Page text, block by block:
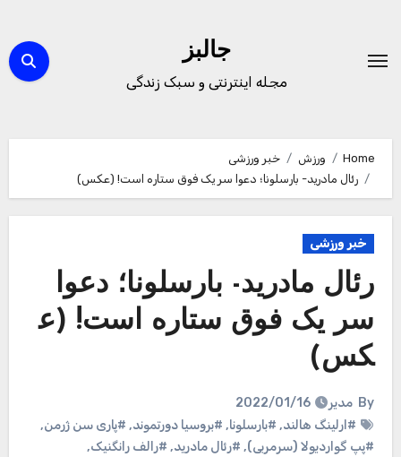
content
جالبز
مجله اینترنتی و سبک زندگی
Home ورزش
خبر ورزشی
رئال مادرید- بارسلونا؛ دعوا سر یک فوق ستاره است! (عکس)
خبر ورزشی
رئال مادرید- بارسلونا؛ دعوا
سر یک فوق ستاره است! (ع
کس)
By مدیر
2022/01/16
#ارلینگ هالند, #بارسلونا, #بروسیا دورتموند, #پاری سن ژرمن,
#پپ گواردیولا (سرمربی), #رئال مادرید, #رالف رانگنیک,